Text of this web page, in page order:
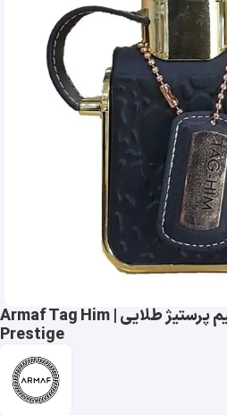
ادکلن آرماف تگ هیم پرستیژ طلایی | Armaf Tag Him
Prestige